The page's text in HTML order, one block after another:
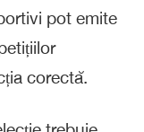
pot emite
corectă.